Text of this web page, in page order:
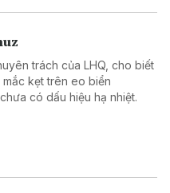
trách của LHQ, cho biết
kẹt trên eo biển
có dấu hiệu hạ nhiệt.